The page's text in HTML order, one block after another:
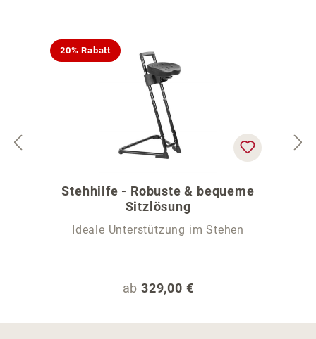
20% Rabatt
Stehhilfe - Robuste & bequeme
Sitzlösung
Ideale Unterstützung im Stehen
Regulärer Preis:
ab 329,00 €